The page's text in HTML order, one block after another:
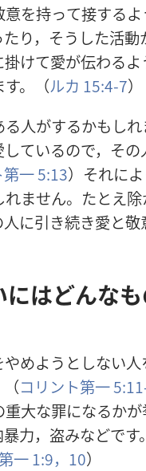
意を持って接する
り，そうした活動
掛けて愛が伝わるよ
す。（ルカ 15:4-7）
る人がするかもし
しているので，その
第一5:13）それによ
ません。たとえ 除
人に引き続き愛と敬
にはどんな
やめようとしない人
（コリント第一
重大な罪になるかが
暴力， 盗みなどです
第一1:9，10）